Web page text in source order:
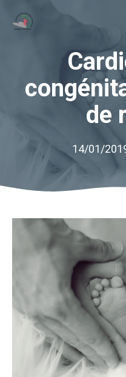
de
14/01/